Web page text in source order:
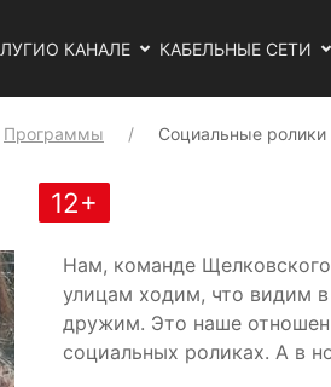
О КАНАЛЕ КАБЕЛЬНЫЕ СЕТИ
Программы Социальные ролики
12+
Нам, команде
улицам ходим, что видим
дружим. Это наше
социальных роликах. А в